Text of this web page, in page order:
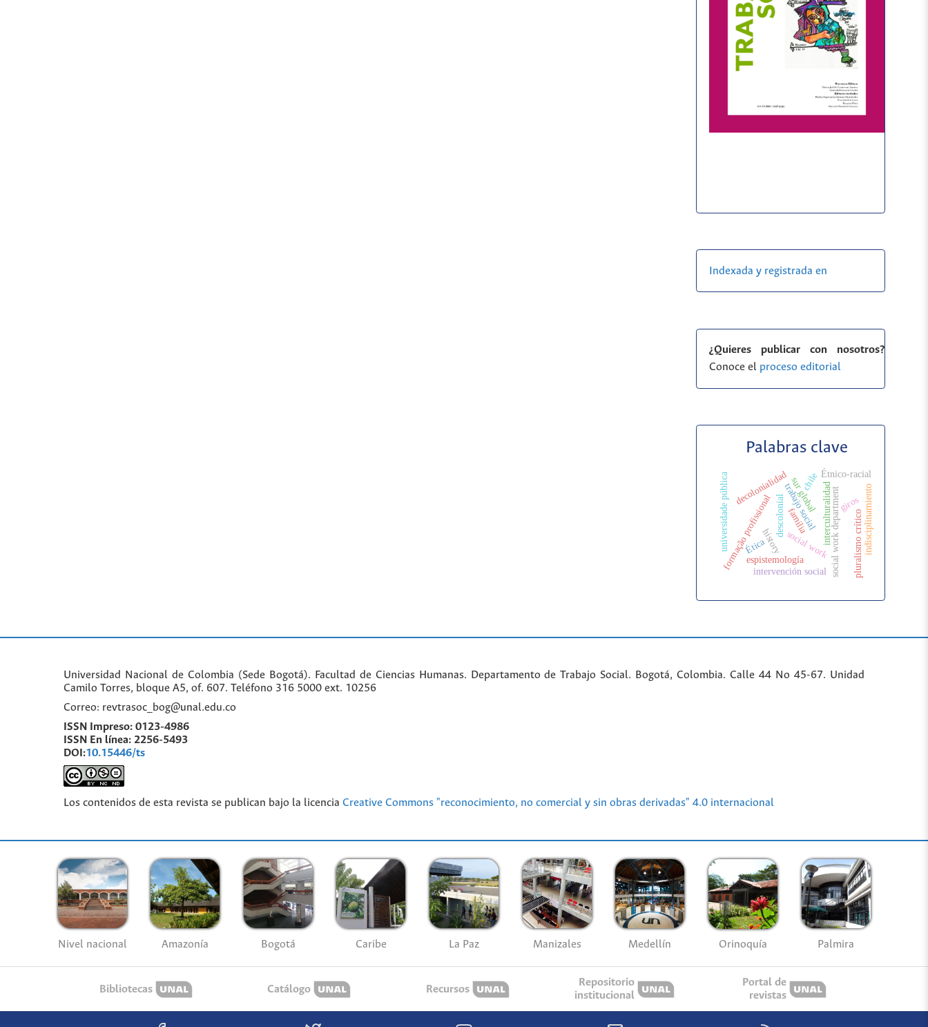
Indexada y registrada en
¿Quieres publicar con nosotros?
Conoce el proceso editorial
Palabras clave
social work
history social work department
trabajo social
descolonialsur global interculturalidad
decolonialidad giros
chile
formação profissional
universidade pública Étnico-racial
pluralismo crítico
espistemología
Ética indisciplinamiento
intervención social
familia
Universidad Nacional de Colombia (Sede Bogotá). Facultad de Ciencias Humanas. Departamento de Trabajo Social. Bogotá, Colombia. Calle 44 No 45-67. Unidad
Camilo Torres, bloque A5, of. 607. Teléfono 316 5000 ext. 10256
Correo: revtrasoc_bog@unal.edu.co
ISSN Impreso: 0123-4986
ISSN En línea: 2256-5493
DOI:10.15446/ts
Los contenidos de esta revista se publican bajo la licencia Creative Commons "reconocimiento, no comercial y sin obras derivadas" 4.0 internacional
Nivel nacional Amazonía Bogotá Caribe La Paz Manizales Medellín Orinoquía Palmira
Bibliotecas Catálogo Recursos
Repositorio
institucional
Portal de
revistas